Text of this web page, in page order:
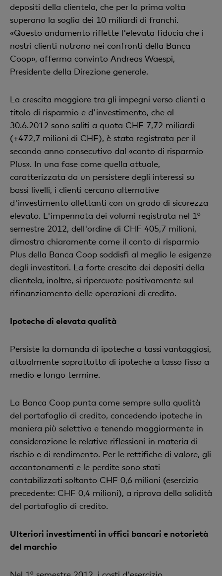
depositi della clientela, che per la prima volta
superano la soglia dei 10 miliardi di franchi.
«Questo andamento riflette l'elevata fiducia che i
nostri clienti nutrono nei confronti della Banca
Coop», afferma convinto Andreas Waespi,
Presidente della Direzione generale.
La crescita maggiore tra gli impegni verso clienti a
titolo di risparmio e d'investimento, che al
30.6.2012 sono saliti a quota CHF 7,72 miliardi
(+472,7 milioni di CHF), è stata registrata per il
secondo anno consecutivo dal «conto di risparmio
Plus». In una fase come quella attuale,
caratterizzata da un persistere degli interessi su
bassi livelli, i clienti cercano alternative
d'investimento allettanti con un grado di sicurezza
elevato. L'impennata dei volumi registrata nel 1°
semestre 2012, dell'ordine di CHF 405,7 milioni,
dimostra chiaramente come il conto di risparmio
Plus della Banca Coop soddisfi al meglio le esigenze
degli investitori. La forte crescita dei depositi della
clientela, inoltre, si ripercuote positivamente sul
rifinanziamento delle operazioni di credito.
Ipoteche di elevata qualità
Persiste la domanda di ipoteche a tassi vantaggiosi,
attualmente soprattutto di ipoteche a tasso fisso a
medio e lungo termine.
La Banca Coop punta come sempre sulla qualità
del portafoglio di credito, concedendo ipoteche in
maniera più selettiva e tenendo maggiormente in
considerazione le relative riflessioni in materia di
rischio e di rendimento. Per le rettifiche di valore, gli
accantonamenti e le perdite sono stati
contabilizzati soltanto CHF 0,6 milioni (esercizio
precedente: CHF 0,4 milioni), a riprova della solidità
del portafoglio di credito.
Ulteriori investimenti in uffici bancari e notorietà
del marchio